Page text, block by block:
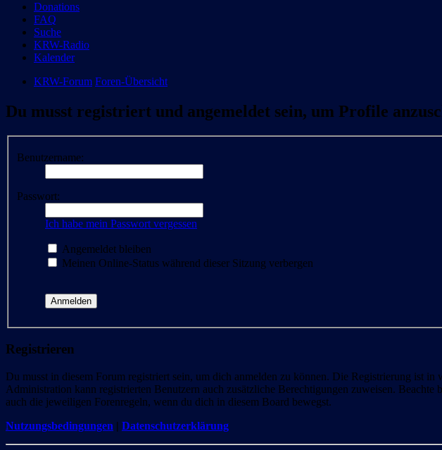
Donations
FAQ
Suche
KRW-Radio
Kalender
KRW-Forum Foren-Übersicht
Du musst registriert und angemeldet sein, um Profile
Benutzername:
Passwort:
Ich habe mein Passwort vergessen
Angemeldet bleiben
Meinen Online-Status während dieser Sitzung verbergen
Registrieren
Du musst in diesem Forum registriert sein, um dich anmelden zu können. Die Registrierung ist
Administration kann registrierten Benutzern auch zusätzliche Berechtigungen zuweisen.
auch die jeweiligen Forenregeln, wenn du dich in diesem Board bewegst.
Nutzungsbedingungen | Datenschutzerklärung